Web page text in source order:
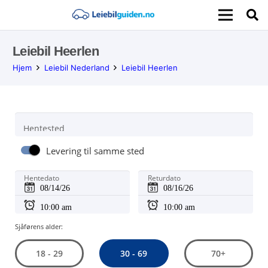
Leiebil Heerlen
Hjem Leiebil Nederland Leiebil Heerlen
Hentested
Levering til samme sted
Hentedato Returdato
Sjåførens alder:
18 - 29 30 - 69 70+